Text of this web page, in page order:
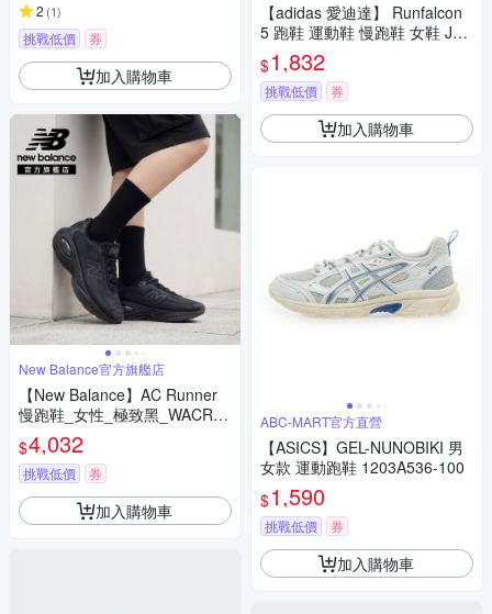
2 (1)
挑戰低價 券
加入購物車
New Balance官方旗艦店
【New Balance】AC Runner
慢跑鞋_女性_極致黑_WACR17
PW-D楦
$4,032
挑戰低價 券
加入購物車
【adidas 愛迪達】 Runfalcon
5 跑鞋 運動鞋 慢跑鞋 女鞋 JQ9
399
$1,832
挑戰低價 券
加入購物車
ABC-MART官方直營
【ASICS】GEL-NUNOBIKI 男
女款 運動跑鞋 1203A536-100
$1,590
挑戰低價 券
加入購物車